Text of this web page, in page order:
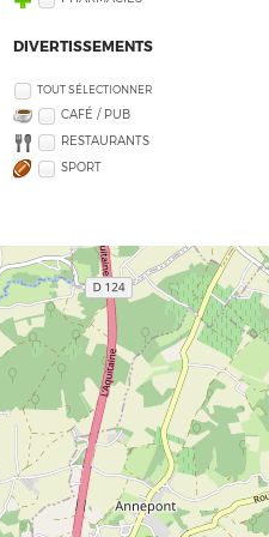
DIVERTISSEMENTS
TOUT SÉLECTIONNER
CAFÉ / PUB
RESTAURANTS
SPORT